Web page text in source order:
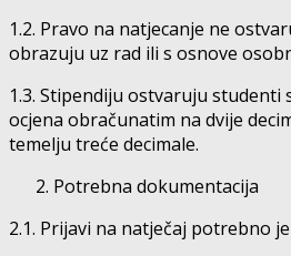
1.2. Pravo na natjecanje ne
obrazuju uz rad ili s osnove
1.3. Stipendiju ostvaruju studenti
ocjena obračunatim na dvije
temelju treće decimale.
Potrebna dokumentacija
2.1. Prijavi na natječaj potrebno